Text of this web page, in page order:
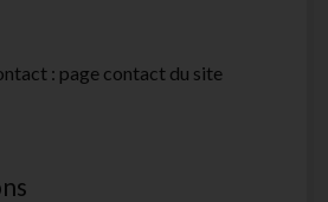
: page contact du site